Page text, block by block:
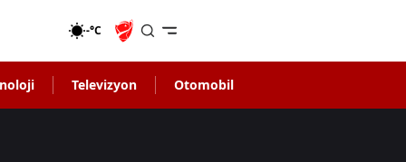
-°C
Televizyon Otomobil